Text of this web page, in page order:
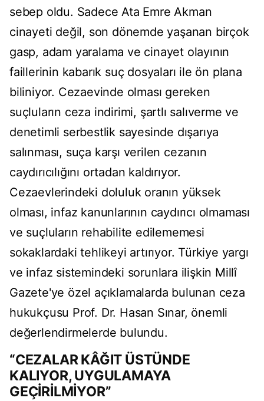
sebep oldu. Sadece Ata Emre Akman
cinayeti değil, son dönemde yaşanan birçok
gasp, adam yaralama ve cinayet olayının
faillerinin kabarık suç dosyaları ile ön plana
biliniyor. Cezaevinde olması gereken
suçluların ceza indirimi, şartlı salıverme ve
denetimli serbestlik sayesinde dışarıya
salınması, suça karşı verilen cezanın
caydırıcılığını ortadan kaldırıyor.
Cezaevlerindeki doluluk oranın yüksek
olması, infaz kanunlarının caydırıcı olmaması
ve suçluların rehabilite edilememesi
sokaklardaki tehlikeyi artırıyor. Türkiye yargı
ve infaz sistemindeki sorunlara ilişkin Millî
Gazete'ye özel açıklamalarda bulunan ceza
hukukçusu Prof. Dr. Hasan Sınar, önemli
değerlendirmelerde bulundu.
“CEZALAR KÂĞIT ÜSTÜNDE
KALIYOR, UYGULAMAYA
GEÇİRİLMİYOR”